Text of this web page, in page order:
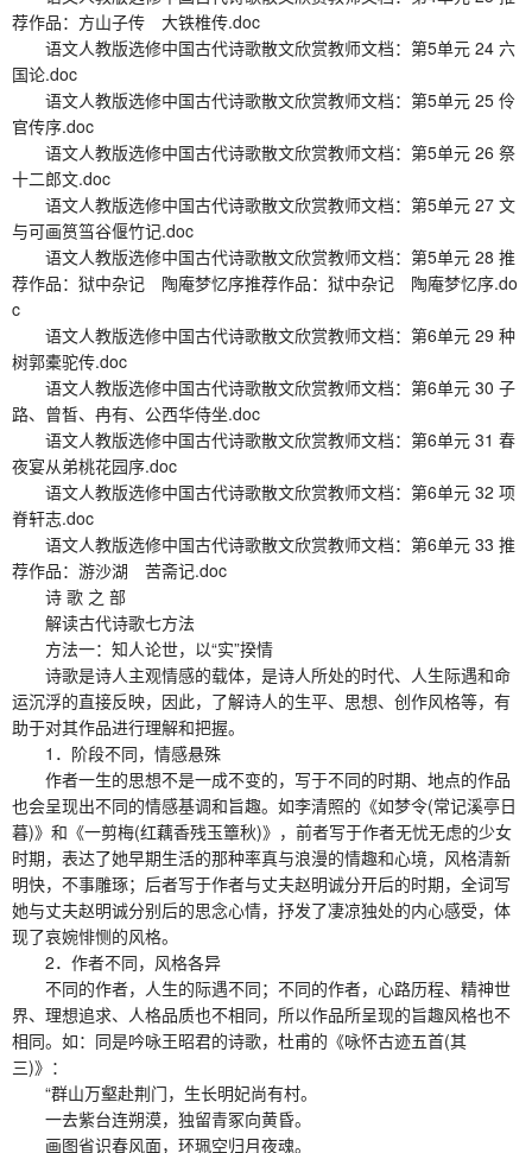
荐作品：方山子传 大铁椎传.doc
语文人教版选修中国古代诗歌散文欣赏教师文档：第5单元 24 六
国论.doc
语文人教版选修中国古代诗歌散文欣赏教师文档：第5单元 25 伶
官传序.doc
语文人教版选修中国古代诗歌散文欣赏教师文档：第5单元 26 祭
十二郎文.doc
语文人教版选修中国古代诗歌散文欣赏教师文档：第5单元 27 文
与可画筼筜谷偃竹记.doc
语文人教版选修中国古代诗歌散文欣赏教师文档：第5单元 28 推
荐作品：狱中杂记 陶庵梦忆序推荐作品：狱中杂记 陶庵梦忆序.do
c
语文人教版选修中国古代诗歌散文欣赏教师文档：第6单元 29 种
树郭橐驼传.doc
语文人教版选修中国古代诗歌散文欣赏教师文档：第6单元 30 子
路、曾皙、冉有、公西华侍坐.doc
语文人教版选修中国古代诗歌散文欣赏教师文档：第6单元 31 春
夜宴从弟桃花园序.doc
语文人教版选修中国古代诗歌散文欣赏教师文档：第6单元 32 项
脊轩志.doc
语文人教版选修中国古代诗歌散文欣赏教师文档：第6单元 33 推
荐作品：游沙湖 苦斋记.doc
诗 歌 之 部
解读古代诗歌七方法
方法一：知人论世，以“实”揆情
诗歌是诗人主观情感的载体，是诗人所处的时代、人生际遇和命
运沉浮的直接反映，因此，了解诗人的生平、思想、创作风格等，有
助于对其作品进行理解和把握。
1．阶段不同，情感悬殊
作者一生的思想不是一成不变的，写于不同的时期、地点的作品
也会呈现出不同的情感基调和旨趣。如李清照的《如梦令(常记溪亭日
暮)》和《一剪梅(红藕香残玉簟秋)》，前者写于作者无忧无虑的少女
时期，表达了她早期生活的那种率真与浪漫的情趣和心境，风格清新
明快，不事雕琢；后者写于作者与丈夫赵明诚分开后的时期，全词写
她与丈夫赵明诚分别后的思念心情，抒发了凄凉独处的内心感受，体
现了哀婉悱恻的风格。
2．作者不同，风格各异
不同的作者，人生的际遇不同；不同的作者，心路历程、精神世
界、理想追求、人格品质也不相同，所以作品所呈现的旨趣风格也不
相同。如：同是吟咏王昭君的诗歌，杜甫的《咏怀古迹五首(其
三)》：
“群山万壑赴荆门，生长明妃尚有村。
一去紫台连朔漠，独留青冢向黄昏。
画图省识春风面，环珮空归月夜魂。